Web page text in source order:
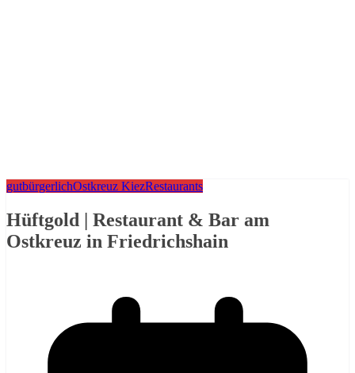
gutbürgerlichOstkreuz KiezRestaurants
Hüftgold | Restaurant & Bar am
Ostkreuz in Friedrichshain